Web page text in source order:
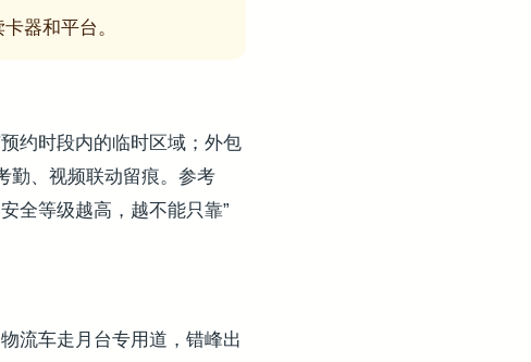
器和平台。
约时段内的临时区域；外包
勤、视频联动留痕。参考
全等级越高，越不能只靠”
流车走月台专用道，错峰出